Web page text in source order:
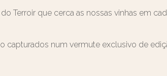
Terroir que cerca as nossas vinhas em
capturados num vermute exclusivo de